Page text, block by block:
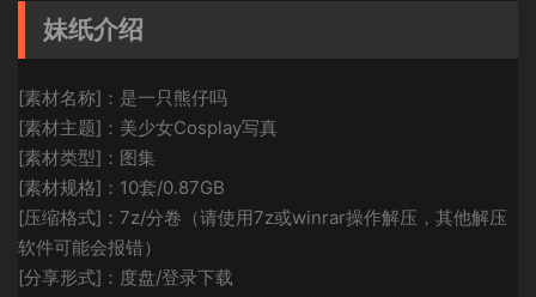
妹纸介绍
[素材名称]：是一只熊仔吗
[素材主题]：美少女Cosplay写真
[素材类型]：图集
[素材规格]：10套/0.87GB
[压缩格式]：7z/分卷（请使用7z或winrar操作解压，其他解压
软件可能会报错）
[分享形式]：度盘/登录下载